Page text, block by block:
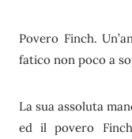
Povero Finch.
fatico non poco a
La sua assoluta
ed il povero